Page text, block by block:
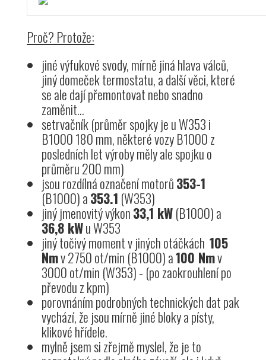
Proč? Protože:
jiné výfukové svody, mírně jiná hlava válců,
jiný domeček termostatu, a další věci, které
se ale dají přemontovat nebo snadno
zaměnit...
setrvačník (průměr spojky je u W353 i
B1000 180 mm, některé vozy B1000 z
posledních let výroby měly ale spojku o
průměru 200 mm)
jsou rozdílná označení motorů353-1
(B1000) a353.1 (W353)
jiný jmenovitý výkon33,1 kW(B1000) a
36,8 kWu W353
jiný točivý moment v jiných otáčkách 105
Nmv 2750 ot/min (B1000) a100 Nmv
3000 ot/min (W353) - (po zaokrouhlení po
převodu z kpm)
porovnáním podrobných technických dat pak
vychází, že jsou mírně jiné bloky a písty,
klikové hřídele.
mylně jsem si zřejmě myslel, že je to